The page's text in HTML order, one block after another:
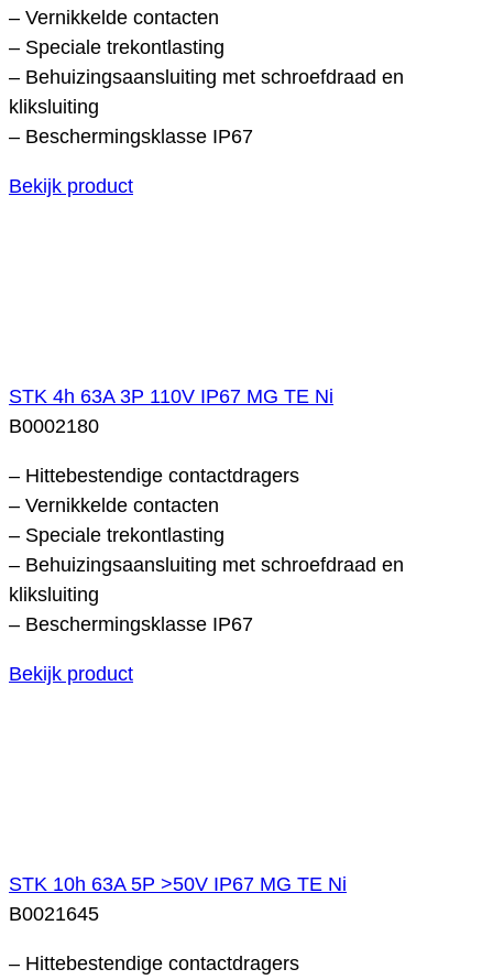
– Vernikkelde contacten
– Speciale trekontlasting
– Behuizingsaansluiting met schroefdraad en
kliksluiting
– Beschermingsklasse IP67
Bekijk product
STK 4h 63A 3P 110V IP67 MG TE Ni
B0002180
– Hittebestendige contactdragers
– Vernikkelde contacten
– Speciale trekontlasting
– Behuizingsaansluiting met schroefdraad en
kliksluiting
– Beschermingsklasse IP67
Bekijk product
STK 10h 63A 5P >50V IP67 MG TE Ni
B0021645
– Hittebestendige contactdragers